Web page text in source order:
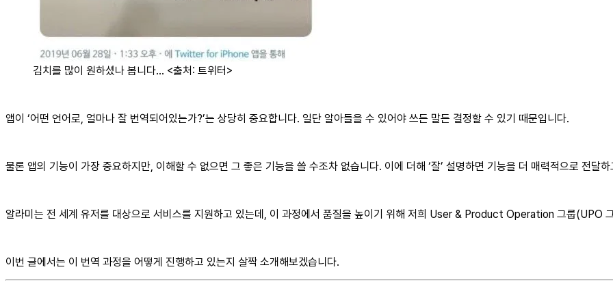
김치를 많이 원하셨나 봅니다… <출처: 트위터>
앱이 ‘어떤 언어로, 얼마나 잘 번역되어있는가?’는 상당히 중요합니다. 일단 알아들을 수 있어야 쓰든 말든 결정할 수 있기 때문입니다.
물론 앱의 기능이 가장 중요하지만, 이해할 수 없으면 그 좋은 기능을 쓸 수조차 없습니다. 이에 더해 ‘잘’ 설명하면 기능을 더 매력적으로 전달
알라미는 전 세계 유저를 대상으로 서비스를 지원하고 있는데, 이 과정에서 품질을 높이기 위해 저희 User & Product Operation 그룹(UPO
이번 글에서는 이 번역 과정을 어떻게 진행하고 있는지 살짝 소개해보겠습니다.